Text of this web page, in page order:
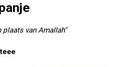
plaats van Amallah"